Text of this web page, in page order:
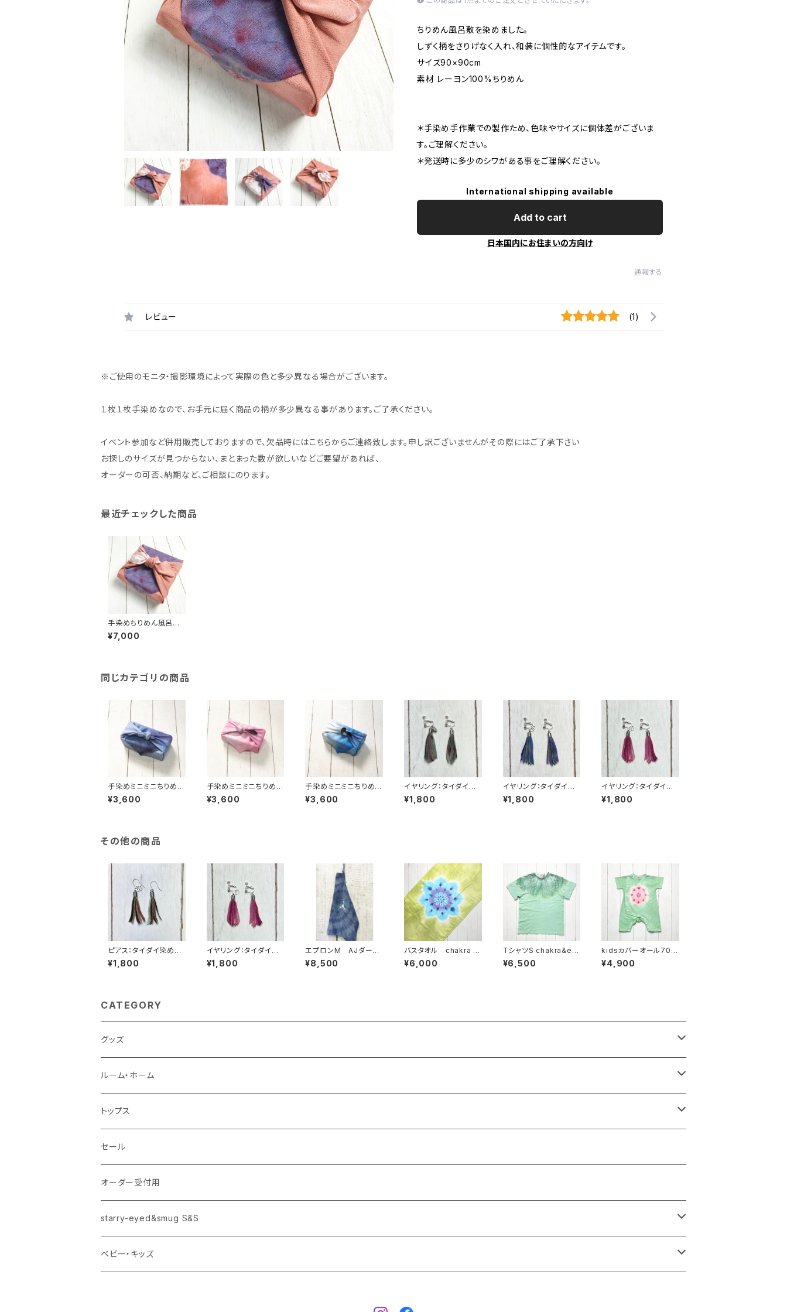
ちりめん風呂敷を染めました。
しずく柄をさりげなく入れ、和装に個性的なアイテムです。
サイズ90×90cm
素材 レーヨン100%ちりめん
＊手染め手作業での製作ため、色味やサイズに個体差がございま
す。ご理解ください。
＊発送時に多少のシワがある事をご理解ください。
International shipping available
Add to cart
日本国内にお住まいの方向け
通報する
レビュー (1)
※ご使用のモニタ・撮影環境によって実際の色と多少異なる場合がございます。
１枚１枚手染めなので、お手元に届く商品の柄が多少異なる事があります。ご了承ください。
イベント参加など併用販売しておりますので、欠品時にはこちらからご連絡致します。申し訳ございませんがその際にはご了承下さい
お探しのサイズが見つからない、まとまった数が欲しいなどご要望があれば、
オーダーの可否、納期など、ご相談にのります。
最近チェックした商品
手染めちりめん風呂敷
90×90cm chakra
サーモンピンク
¥7,000
同じカテゴリの商品
手染めミニミニちりめん
風呂敷 40×35cm しず
く ペールブルー
¥3,600
手染めミニミニちりめん
風呂敷 40×35cm しず
くピンク
¥3,600
手染めミニミニちりめん
風呂敷 40×35cm しず
く ブルー
¥3,600
イヤリング：タイダイ染
めタッセルgrowイヤリ
ング 緑×茶×桃
¥1,800
イヤリング：タイダイ染
めタッセルgrowイヤリ
ング 緑×茶×藤色
¥1,800
イヤリング：タイダイ染
めタッセルgrowイヤリ
ング 紅桜×橙色×藤
¥1,800
その他の商品
ピアス：タイダイ染めタ
ッセルgrowピアス タ
ーコイズ×橙色×茶色
¥1,800
イヤリング：タイダイ染
めタッセルgrowイヤリ
ング 紅桜×橙色×藤
¥1,800
エプロンM AJダーク
グリーン
¥8,500
バスタオル chakra イ
エローグリーン
¥6,000
TシャツS chakra&ey
e しずく グリーン
¥6,500
kidsカバーオール70
chakra セラドングリ
ーン
¥4,900
CATEGORY
グッズ
タッセルgrowキーホルダー
風呂敷
ストール
ポーチ
トートバック
手ぬぐい
ルーム・ホーム
クッションカバー
エプロン
のれん
パネル
タオル
トップス
パーカ
Tシャツ
starry-eyed&smug S&S
ロンT
セール
オーダー受付用
starry-eyed&smug S&S
Tシャツ
ベビー・キッズ